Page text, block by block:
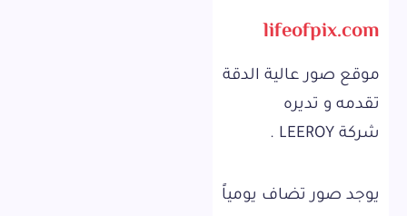
lifeofpix.com
موقع صور عالية الدقة
تقدمه و تديره
شركة LEEROY .
يوجد صور تضاف يومياً